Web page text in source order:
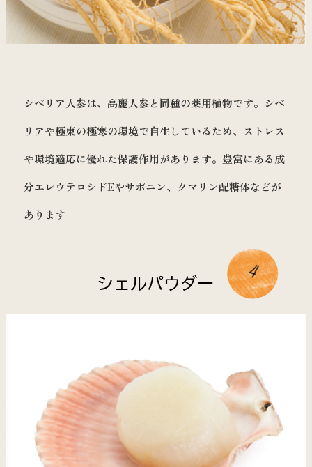
シベリア人参は、高麗人参と同種の薬用植物です。シベ
リアや極東の極寒の環境で自生しているため、ストレス
や環境適応に優れた保護作用があります。豊富にある成
分エレウテロシドEやサポニン、クマリン配糖体などが
あります